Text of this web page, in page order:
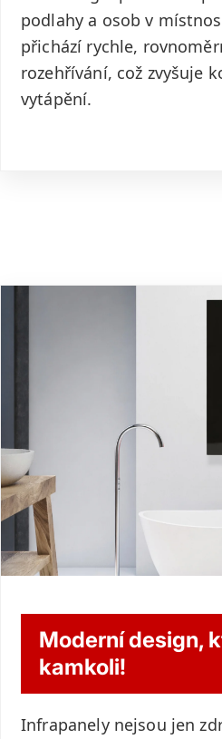
podlahy a osob v
přichází rychle,
rozehřívání, což zvyšuje
vytápění.
Moderní design,
kamkoli!
Infrapanely nejsou jen